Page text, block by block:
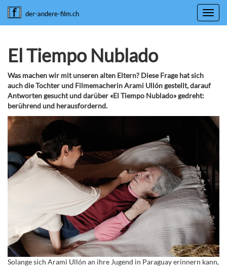
der-andere-film.ch
El Tiempo Nublado
Was machen wir mit unseren alten Eltern? Diese Frage hat sich
auch die Tochter und Filmemacherin Arami Ullón gestellt, darauf
Antworten gesucht und darüber «El Tiempo Nublado» gedreht:
berührend und herausfordernd.
Solange sich Arami Ullón an ihre Jugend in Paraguay erinnern kann,